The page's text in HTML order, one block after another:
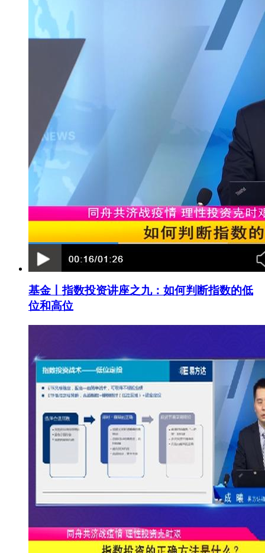
基金丨指数投资讲座之九：如何判断指数的低
位和高位